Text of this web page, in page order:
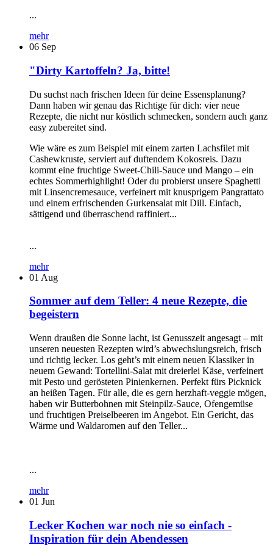
...
mehr
06 Sep
"Dirty Kartoffeln? Ja, bitte!
Du suchst nach frischen Ideen für deine Essensplanung?
Dann haben wir genau das Richtige für dich: vier neue
Rezepte, die nicht nur köstlich schmecken, sondern auch ganz
easy zubereitet sind.
Wie wäre es zum Beispiel mit einem zarten Lachsfilet mit
Cashewkruste, serviert auf duftendem Kokosreis. Dazu
kommt eine fruchtige Sweet-Chili-Sauce und Mango – ein
echtes Sommerhighlight! Oder du probierst unsere Spaghetti
mit Linsencremesauce, verfeinert mit knusprigem Pangrattato
und einem erfrischenden Gurkensalat mit Dill. Einfach,
sättigend und überraschend raffiniert...
...
mehr
01 Aug
Sommer auf dem Teller: 4 neue Rezepte, die
begeistern
Wenn draußen die Sonne lacht, ist Genusszeit angesagt – mit
unseren neuesten Rezepten wird’s abwechslungsreich, frisch
und richtig lecker. Los geht’s mit einem neuen Klassiker in
neuem Gewand: Tortellini-Salat mit dreierlei Käse, verfeinert
mit Pesto und gerösteten Pinienkernen. Perfekt fürs Picknick
an heißen Tagen. Für alle, die es gern herzhaft-veggie mögen,
haben wir Butterbohnen mit Steinpilz-Sauce, Ofengemüse
und fruchtigen Preiselbeeren im Angebot. Ein Gericht, das
Wärme und Waldaromen auf den Teller...
...
mehr
01 Jun
Lecker Kochen war noch nie so einfach -
Inspiration für dein Abendessen